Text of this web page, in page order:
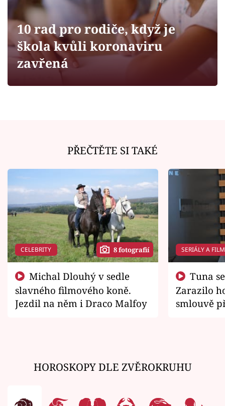
Sledujte prima+
Filmový festival Karlovy Vary
Sledujte nás
10 rad pro rodiče, když je
škola kvůli koronaviru
zavřená
PŘEČTĚTE SI TAKÉ
CELEBRITY 8 fotografií
slavného filmového koně.
Jezdil na něm i Draco Malfoy
SERIÁLY A
Zarazilo
smlouvě
HOROSKOPY DLE ZVĚROKRUHU